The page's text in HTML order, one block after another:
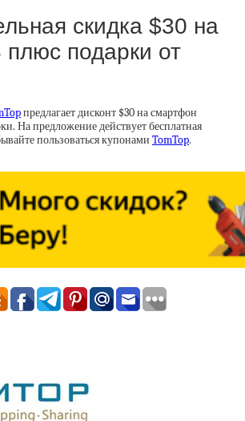
скидка $30 на
плюс подарки от
предлагает дисконт $30 на смартфон
На предложение действует бесплатная
пользоваться купонами TomTop.